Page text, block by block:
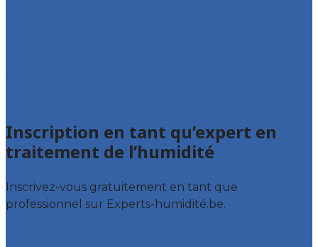
Inscription en tant qu’expert en
traitement de l’humidité
Inscrivez-vous gratuitement en tant que
professionnel sur Experts-humidité.be.